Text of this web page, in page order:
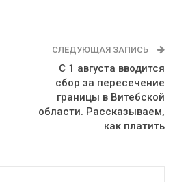
СЛЕДУЮЩАЯ ЗАПИСЬ
С 1 августа вводится
сбор за пересечение
границы в Витебской
области. Рассказываем,
как платить